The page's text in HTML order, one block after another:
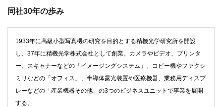
同社30年の歩み
1933年に高級小型写真機の研究を目的とする精機光学研究所を開設
し、37年に精機光学株式会社として創業。カメラやビデオ、プリンタ
ー、スキャナーなどの「イメージングシステム」、コピー機やファクシ
ミリなどの「オフィス」、半導体露光装置や医療機器、業務用ディスプ
レーなどの「産業機器その他」の3つのビジネスユニットで事業を展開
する。